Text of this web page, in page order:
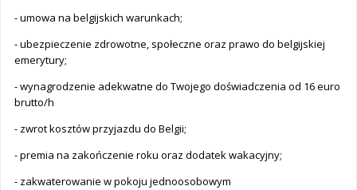
- umowa na belgijskich warunkach;
- ubezpieczenie zdrowotne, społeczne oraz prawo do belgijskiej
emerytury;
- wynagrodzenie adekwatne do Twojego doświadczenia od 16 euro
brutto/h
- zwrot kosztów przyjazdu do Belgii;
- premia na zakończenie roku oraz dodatek wakacyjny;
- zakwaterowanie w pokoju jednoosobowym